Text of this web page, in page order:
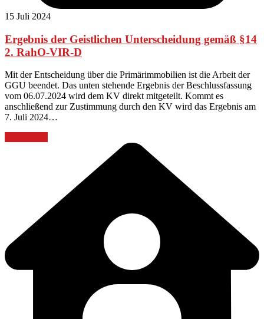
15 Juli 2024
Ergebnis der Geistlichen Unterscheidung gemäß §14
2. RahO-VIR-D
Mit der Entscheidung über die Primärimmobilien ist die Arbeit der
GGU beendet. Das unten stehende Ergebnis der Beschlussfassung
vom 06.07.2024 wird dem KV direkt mitgeteilt. Kommt es
anschließend zur Zustimmung durch den KV wird das Ergebnis am
7. Juli 2024…